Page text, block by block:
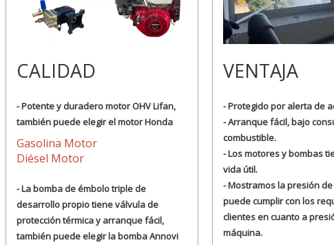
CALIDAD
- Potente y duradero motor OHV Lifan,
también puede elegir el motor Honda
Gasolina Motor
Diésel Motor
- La bomba de émbolo triple de
desarrollo propio tiene válvula de
protección térmica y arranque fácil,
también puede elegir la bomba Annovi
VENTAJA
- Protegido por alerta de
- Arranque fácil, bajo
combustible.
- Los motores y bombas
vida útil.
- Mostramos la presión
puede cumplir con los
clientes en cuanto a
máquina.